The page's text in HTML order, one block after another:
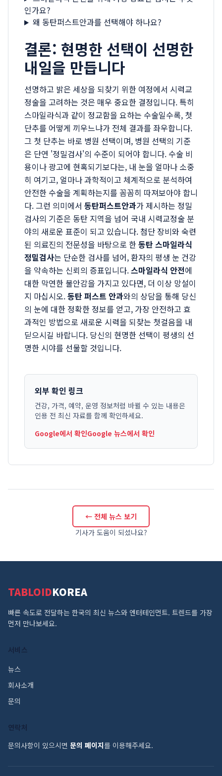
인가요?
왜 동탄퍼스트안과를 선택해야 하나요?
결론: 현명한 선택이 선명한
내일을 만듭니다
선명하고 밝은 세상을 되찾기 위한 여정에서 시력교
정술을 고려하는 것은 매우 중요한 결정입니다. 특히
스마일라식과 같이 정교함을 요하는 수술일수록, 첫
단추를 어떻게 끼우느냐가 전체 결과를 좌우합니다.
그 첫 단추는 바로 병원 선택이며, 병원 선택의 기준
은 단연 '정밀검사'의 수준이 되어야 합니다. 수술 비
용이나 광고에 현혹되기보다는, 내 눈을 얼마나 소중
히 여기고, 얼마나 과학적이고 체계적으로 분석하여
안전한 수술을 계획하는지를 꼼꼼히 따져보아야 합니
다. 그런 의미에서 동탄퍼스트안과가 제시하는 정밀
검사의 기준은 동탄 지역을 넘어 국내 시력교정술 분
야의 새로운 표준이 되고 있습니다. 첨단 장비와 숙련
된 의료진의 전문성을 바탕으로 한동탄 스마일라식
정밀검사는 단순한 검사를 넘어, 환자의 평생 눈 건강
을 약속하는 신뢰의 증표입니다.스마일라식 안전에
대한 막연한 불안감을 가지고 있다면, 더 이상 망설이
지 마십시오.동탄 퍼스트 안과와의 상담을 통해 당신
의 눈에 대한 정확한 정보를 얻고, 가장 안전하고 효
과적인 방법으로 새로운 시력을 되찾는 첫걸음을 내
딛으시길 바랍니다. 당신의 현명한 선택이 평생의 선
명한 시야를 선물할 것입니다.
외부 확인 링크
건강, 가격, 예약, 운영 정보처럼 바뀔 수 있는 내용은
인용 전 최신 자료를 함께 확인하세요.
Google에서 확인Google 뉴스에서 확인
← 전체 뉴스 보기
기사가 도움이 되셨나요?
TABLOIDKOREA
빠른 속도로 전달하는 한국의 최신 뉴스와 엔터테인먼트. 트렌드를 가장
먼저 만나보세요.
서비스
뉴스
회사소개
문의
연락처
문의사항이 있으시면 문의 페이지를 이용해주세요.